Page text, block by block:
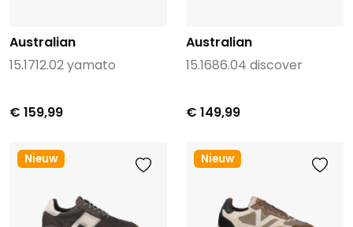
Australian
15.1712.02 yamato
€ 159,99
Australian
15.1686.04 discover
€ 149,99
Nieuw Nieuw